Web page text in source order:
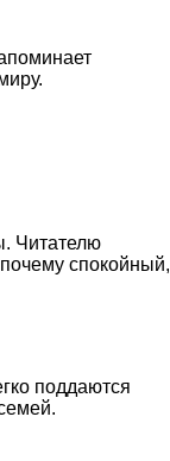
Читателю
спокойный,
поддаются